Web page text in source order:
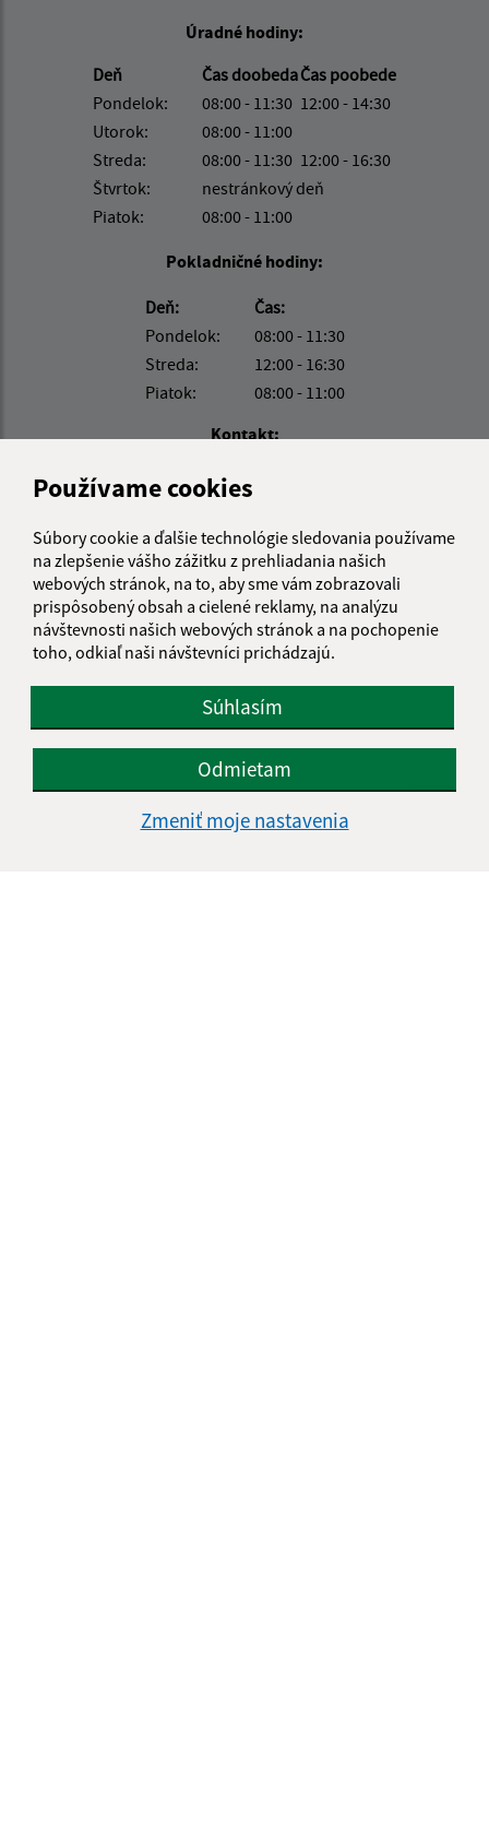
Používame cookies
Súbory cookie a ďalšie technológie sledovania používame
na zlepšenie vášho zážitku z prehliadania našich
webových stránok, na to, aby sme vám zobrazovali
prispôsobený obsah a cielené reklamy, na analýzu
návštevnosti našich webových stránok a na pochopenie
toho, odkiaľ naši návštevníci prichádzajú.
Súhlasím
Odmietam
Zmeniť moje nastavenia
Úradné hodiny:
Deň
Čas doobedaČas poobede
Pondelok:
08:00 - 11:30 12:00 - 14:30
Utorok:
08:00 - 11:00
Streda:
08:00 - 11:30 12:00 - 16:30
Štvrtok:
nestránkový deň
Piatok:
08:00 - 11:00
Pokladničné hodiny:
Deň:
Čas:
Pondelok:
08:00 - 11:30
Streda:
12:00 - 16:30
Piatok:
08:00 - 11:00
Kontakt:
Obecný úrad Turňa nad Bodvou
Moldavská cesta 419/49
044 02 Turňa nad Bodvou
turna@turnanadbodvou.sk
+421 55 466 21 01
IČO: 00691313